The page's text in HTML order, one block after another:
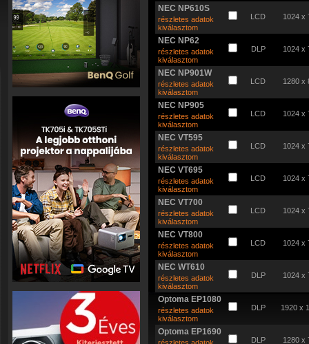
NEC NP610S
részletes adatok
kiválasztom
LCD 1024 x
NEC NP62
részletes adatok
kiválasztom
DLP 1024 x
NEC NP901W
részletes adatok
kiválasztom
LCD 1280 x
NEC NP905
részletes adatok
kiválasztom
LCD 1024 x
NEC VT595
részletes adatok
kiválasztom
LCD 1024 x
NEC VT695
részletes adatok
kiválasztom
LCD 1024 x
NEC VT700
részletes adatok
kiválasztom
LCD 1024 x
NEC VT800
részletes adatok
kiválasztom
LCD 1024 x
NEC WT610
részletes adatok
kiválasztom
DLP 1024 x
Optoma EP1080
részletes adatok
kiválasztom
DLP 1920 x
Optoma EP1690
DLP 1280 x